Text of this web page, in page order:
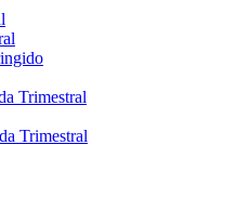
Trimestral
Trimestral